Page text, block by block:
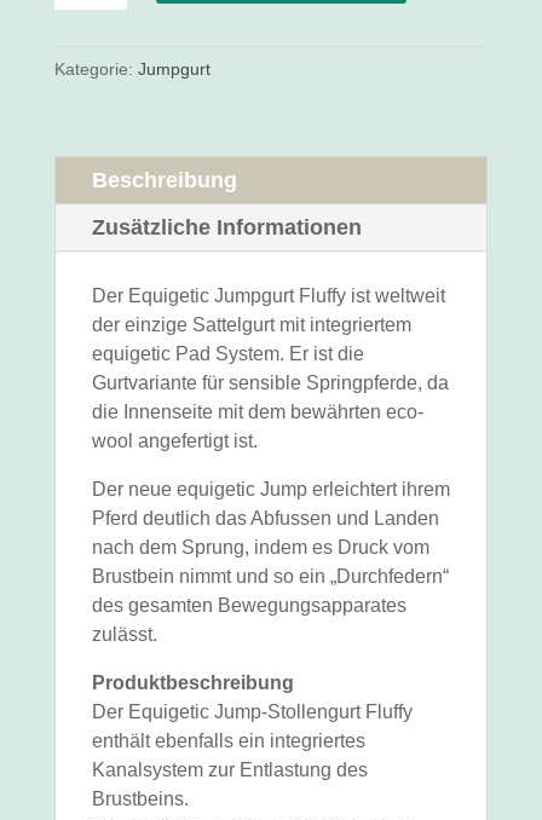
Fluffy
Kategorie: Jumpgurt
Beschreibung
Zusätzliche Informationen
Der Equigetic Jumpgurt Fluffy ist weltweit
der einzige Sattelgurt mit integriertem
equigetic Pad System. Er ist die
Gurtvariante für sensible Springpferde, da
die Innenseite mit dem bewährten eco-
wool angefertigt ist.
Der neue equigetic Jump erleichtert ihrem
Pferd deutlich das Abfussen und Landen
nach dem Sprung, indem es Druck vom
Brustbein nimmt und so ein „Durchfedern“
des gesamten Bewegungsapparates
zulässt.
Produktbeschreibung
Der Equigetic Jump-Stollengurt Fluffy
enthält ebenfalls ein integriertes
Kanalsystem zur Entlastung des
Brustbeins.